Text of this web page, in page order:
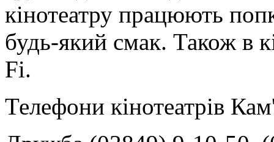
кінотеатру працюють
будь-який смак. Також в
Fi.
Телефони кінотеатрів